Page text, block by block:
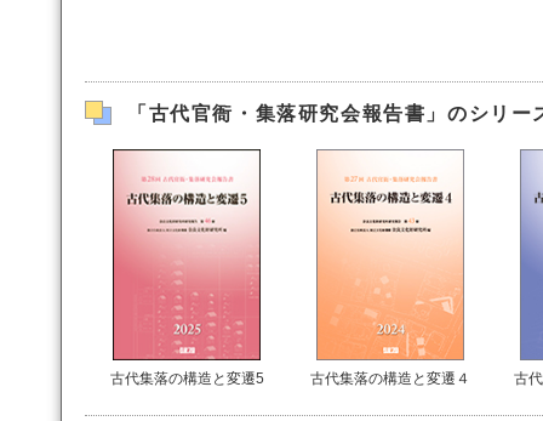
「古代官衙・集落研究会報告書」のシリー
古代集落の構造と変遷5 古代集落の構造と変遷４ 古